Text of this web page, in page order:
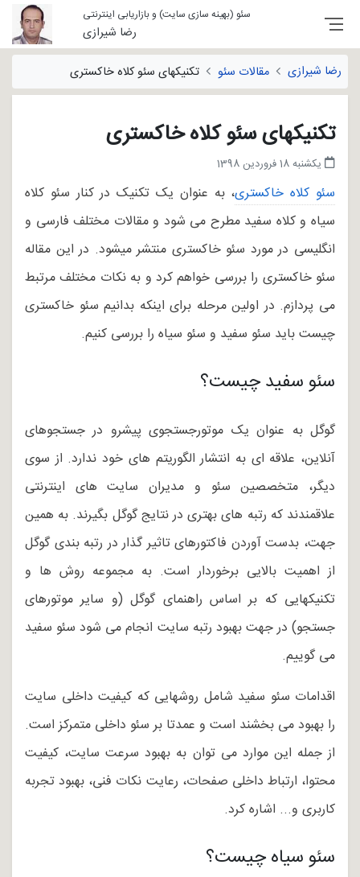
سئو (بهینه سازی سایت) و بازاریابی اینترنتی
رضا شیرازی
رضا شیرازی
مقالات سئو تکنیکهای سئو کلاه خاکستری
تکنیکهای سئو کلاه خاکستری
یکشنبه 18 فروردین 1398
سئو کلاه خاکستری، به عنوان یک تکنیک در کنار سئو کلاه
سیاه و کلاه سفید مطرح می شود و مقالات مختلف فارسی و
انگلیسی در مورد سئو خاکستری منتشر میشود. در این مقاله
سئو خاکستری را بررسی خواهم کرد و به نکات مختلف مرتبط
می پردازم. در اولین مرحله برای اینکه بدانیم سئو خاکستری
چیست باید سئو سفید و سئو سیاه را بررسی کنیم.
سئو سفید چیست؟
گوگل به عنوان یک موتورجستجوی پیشرو در جستجوهای
آنلاین، علاقه ای به انتشار الگوریتم های خود ندارد. از سوی
دیگر، متخصصین سئو و مدیران سایت های اینترنتی
علاقمندند که رتبه های بهتری در نتایج گوگل بگیرند. به همین
جهت، بدست آوردن فاکتورهای تاثیر گذار در رتبه بندی گوگل
از اهمیت بالایی برخوردار است. به مجموعه روش ها و
تکنیکهایی که بر اساس راهنمای گوگل (و سایر موتورهای
جستجو) در جهت بهبود رتبه سایت انجام می شود سئو سفید
می گوییم.
اقدامات سئو سفید شامل روشهایی که کیفیت داخلی سایت
را بهبود می بخشند است و عمدتا بر سئو داخلی متمرکز است.
از جمله این موارد می توان به بهبود سرعت سایت، کیفیت
محتوا، ارتباط داخلی صفحات، رعایت نکات فنی، بهبود تجربه
کاربری و... اشاره کرد.
سئو سیاه چیست؟